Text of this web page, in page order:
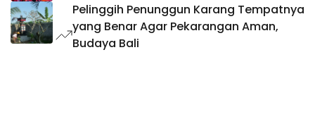
Pelinggih Penunggun Karang Tempatnya
yang Benar Agar Pekarangan Aman,
Budaya Bali